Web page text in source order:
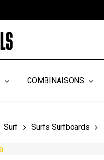
COMBINAISONS
Surf Surfs Surfboards